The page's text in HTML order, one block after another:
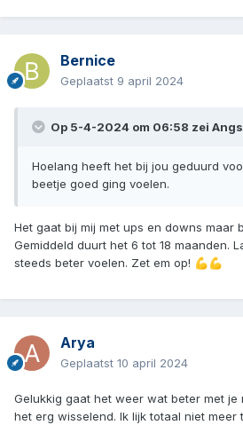
Bernice
Geplaatst 9 april 2024
Op 5-4-2024 om 06:58 zei
Hoelang heeft het bij jou geduurd
beetje goed ging voelen.
Het gaat bij mij met ups en downs maar
Gemiddeld duurt het 6 tot 18 maanden.
steeds beter voelen. Zet em op! 💪 💪
Arya
Geplaatst 10 april 2024
Gelukkig gaat het weer wat beter met je
het erg wisselend. Ik lijk totaal niet meer